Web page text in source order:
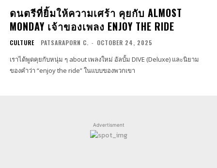
ดนตรีที่ยิ้มให้ความเศร้า คุยกับ ALMOST
MONDAY เจ้าของเพลง ENJOY THE RIDE
CULTURE PATSARAPORN C. - OCTOBER 24, 2025
เราได้พูดคุยกับหนุ่ม ๆ about เพลงใหม่ อัลบั้ม DIVE (Deluxe) และนิยาม
ของคำว่า “enjoy the ride” ในแบบของพวกเขา
Advertisment